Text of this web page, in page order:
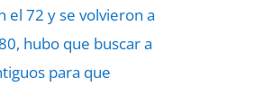
el 72 y se volvieron a
hubo que buscar a
para que